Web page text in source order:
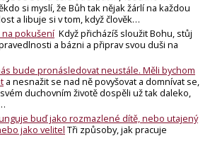
si myslí, že Bůh tak nějak žárlí na každou
a libuje si v tom, když člověk…
na pokušení Když přicházíš sloužit Bohu, stůj
a bázni a připrav svou duši na
bude pronásledovat neustále. Měli bychom
a nesnažit se nad ně povyšovat a domnívat se,
duchovním životě dospěli už tak daleko,
buď jako rozmazlené dítě, nebo utajený
jako velitel Tři způsoby, jak pracuje